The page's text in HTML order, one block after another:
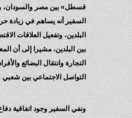
قسطل» بين مصر والسودان،
السفير أنه يساهم في زيادة
البلدين، وتفعيل العلاقات
بين البلدين، مشيرا إلى أن
التجارة وانتقال البضائع
التواصل الاجتماعي بين شعبي
ونفي السفير وجود اتفاقية